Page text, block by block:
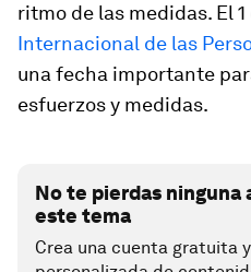
ritmo de las medidas. El
Internacional de las
una fecha importante
esfuerzos y medidas.
No te pierdas
este tema
Crea una cuenta gratuita